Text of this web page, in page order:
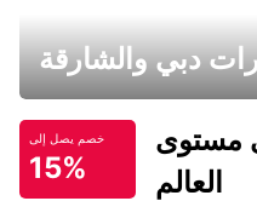
دبي والشارقة
خصم يصل إلى
15%
مستوى
العالم